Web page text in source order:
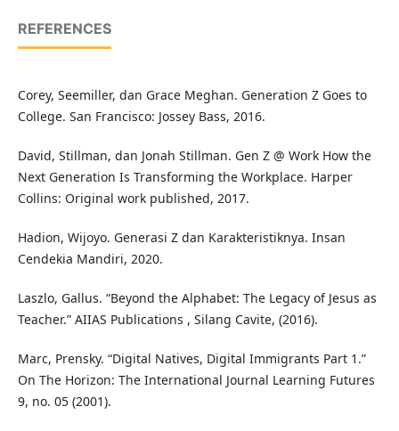
REFERENCES
Corey, Seemiller, dan Grace Meghan. Generation Z Goes to
College. San Francisco: Jossey Bass, 2016.
David, Stillman, dan Jonah Stillman. Gen Z @ Work How the
Next Generation Is Transforming the Workplace. Harper
Collins: Original work published, 2017.
Hadion, Wijoyo. Generasi Z dan Karakteristiknya. Insan
Cendekia Mandiri, 2020.
Laszlo, Gallus. “Beyond the Alphabet: The Legacy of Jesus as
Teacher.” AIIAS Publications , Silang Cavite, (2016).
Marc, Prensky. “Digital Natives, Digital Immigrants Part 1.”
On The Horizon: The International Journal Learning Futures
9, no. 05 (2001).